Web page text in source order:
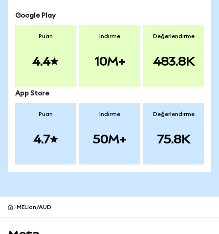
Google Play
Puan
4.4
İndirme
10M+
Değerlendirme
483.8K
App Store
Puan
4.7
İndirme
50M+
Değerlendirme
75.8K
MELIon/AUD